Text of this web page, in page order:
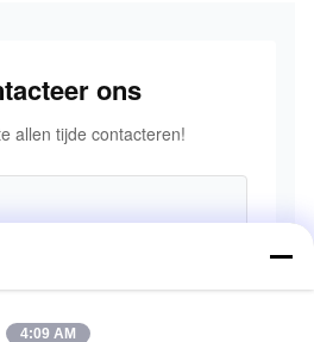
ons
allen tijde contacteren!
4:09 AM